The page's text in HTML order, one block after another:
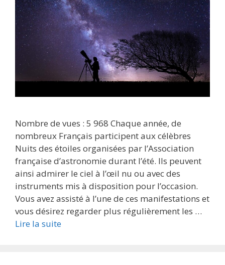
Nombre de vues : 5 968 Chaque année, de
nombreux Français participent aux célèbres
Nuits des étoiles organisées par l’Association
française d’astronomie durant l’été. Ils peuvent
ainsi admirer le ciel à l’œil nu ou avec des
instruments mis à disposition pour l’occasion.
Vous avez assisté à l’une de ces manifestations et
vous désirez regarder plus régulièrement les …
Lire la suite